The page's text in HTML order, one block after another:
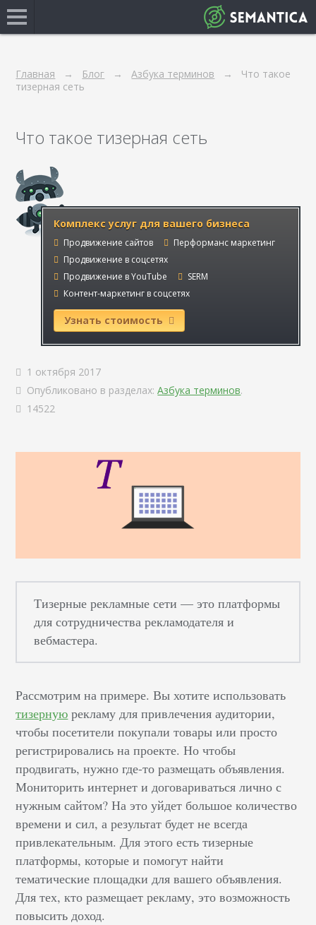
Главная Блог Азбука терминов
Что такое
тизерная сеть
Что такое тизерная сеть
Комплекс услуг для вашего бизнеса
Продвижение сайтов
Перформанс маркетинг
Продвижение в соцсетях
Продвижение в YouTube
SERM
Контент-маркетинг в соцсетях
Узнать стоимость
1 октября 2017
Опубликовано в разделах: Азбука терминов.
14522
Тизерные рекламные сети — это платформы
для сотрудничества рекламодателя и
вебмастера.
Рассмотрим на примере. Вы хотите использовать
тизерную рекламу для привлечения аудитории,
чтобы посетители покупали товары или просто
регистрировались на проекте. Но чтобы
продвигать, нужно где-то размещать объявления.
Мониторить интернет и договариваться лично с
нужным сайтом? На это уйдет большое количество
времени и сил, а результат будет не всегда
привлекательным. Для этого есть тизерные
платформы, которые и помогут найти
тематические площадки для вашего объявления.
Для тех, кто размещает рекламу, это возможность
повысить доход.